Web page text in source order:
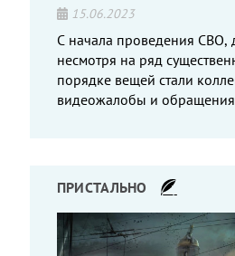
15.06.2023
С начала проведения СВО,
несмотря на ряд
порядке вещей стали
видеожалобы и обращения
ПРИСТАЛЬНО